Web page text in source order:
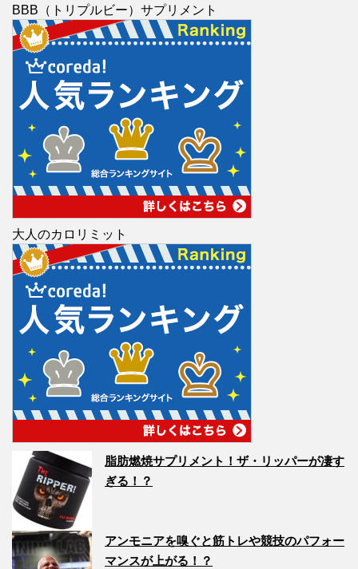
BBB（トリプルビー）サプリメント
大人のカロリミット
脂肪燃焼サプリメント！ザ・リッパーが凄す
ぎる！？
アンモニアを嗅ぐと筋トレや競技のパフォー
マンスが上がる！？